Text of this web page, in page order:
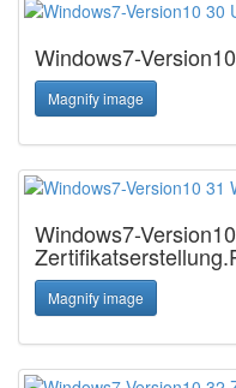
Windows7-
Magnify image
Windows7-
Magnify image